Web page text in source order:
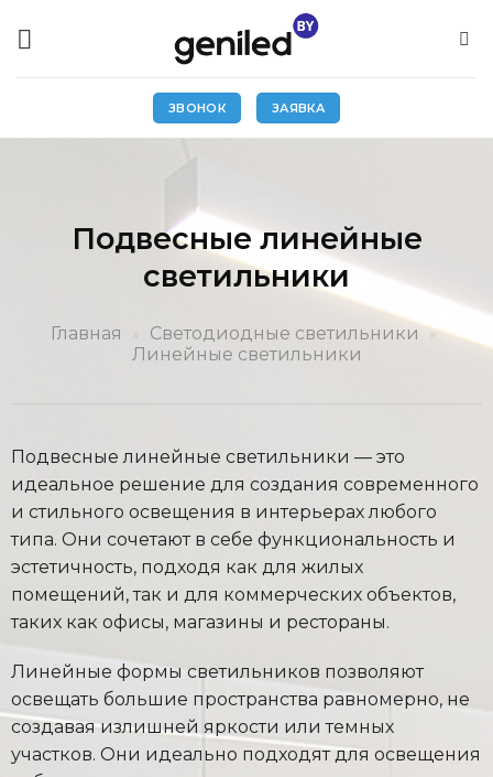
ЗВОНОК ЗАЯВКА
Подвесные линейные
светильники
Главная » Светодиодные светильники »
Линейные светильники
Подвесные линейные светильники — это
идеальное решение для создания современного
и стильного освещения в интерьерах любого
типа. Они сочетают в себе функциональность и
эстетичность, подходя как для жилых
помещений, так и для коммерческих объектов,
таких как офисы, магазины и рестораны.
Линейные формы светильников позволяют
освещать большие пространства равномерно, не
создавая излишней яркости или темных
участков. Они идеально подходят для освещения